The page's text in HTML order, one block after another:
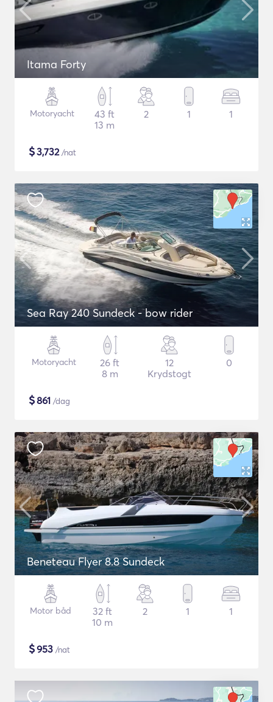
Itama Forty
Motoryacht
43 ft
13 m
2 1 1
$3,732/nat
Sea Ray 240 Sundeck - bow rider
Motoryacht
26 ft
8 m
12
Krydstogt
0
$861 /dag
Beneteau Flyer 8.8 Sundeck
Motor båd
32 ft
10 m
2 1 1
$953 /nat